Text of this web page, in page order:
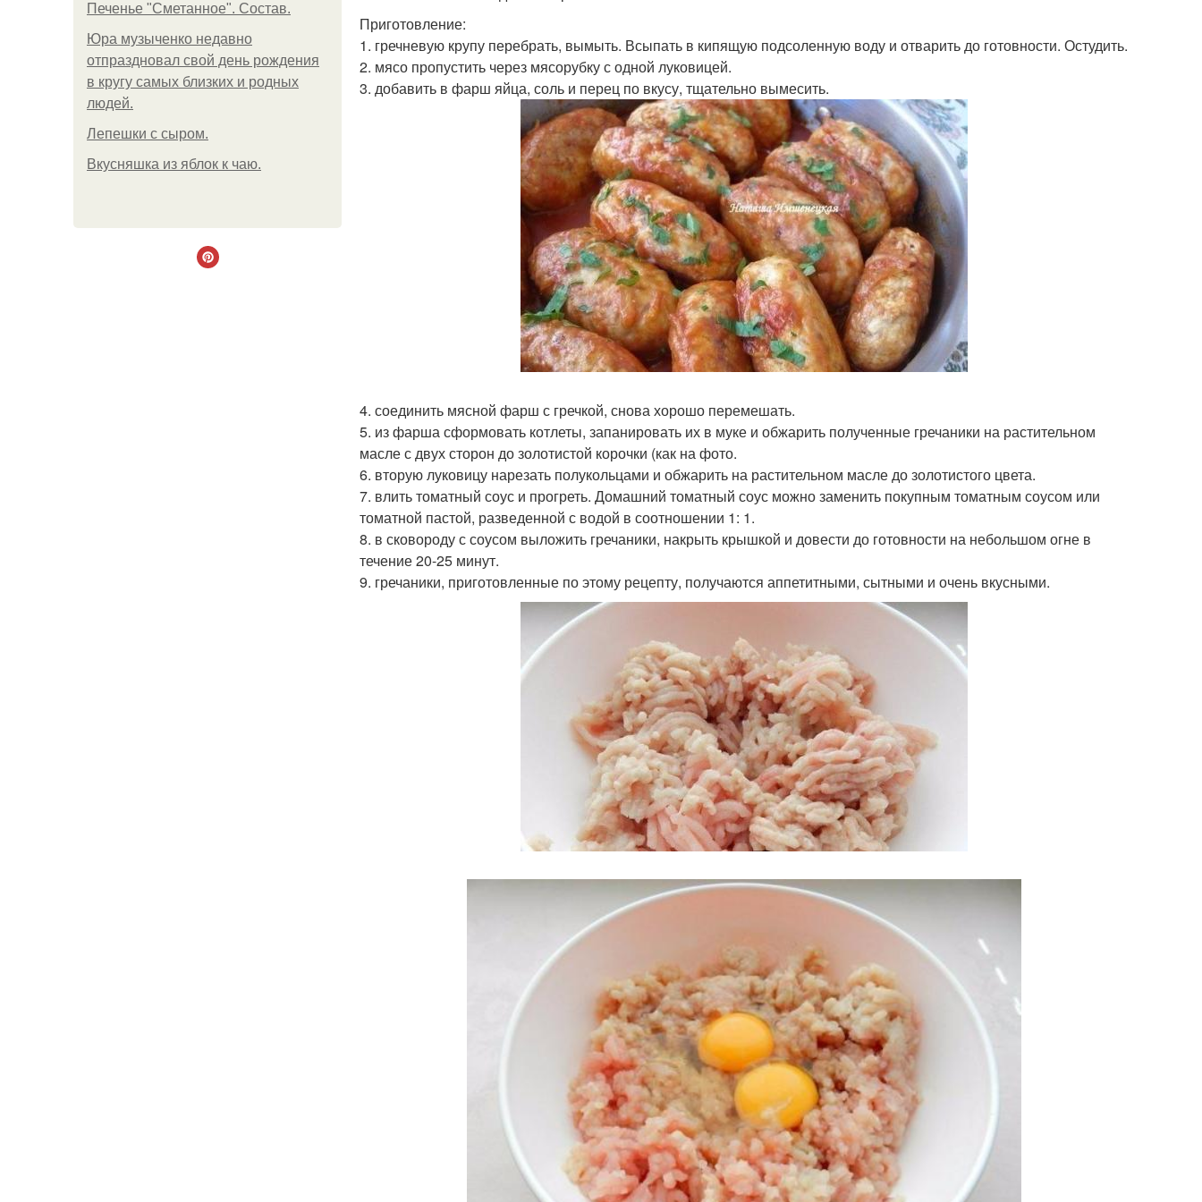
Печенье "Сметанное". Состав.
Юра музыченко недавно
отпраздновал свой день рождения
в кругу самых близких и родных
людей.
Лепешки с сыром.
Вкусняшка из яблок к чаю.
Приготовление:
1. гречневую крупу перебрать, вымыть. Всыпать в кипящую подсоленную воду и отварить до готовности. Остудить.
2. мясо пропустить через мясорубку с одной луковицей.
3. добавить в фарш яйца, соль и перец по вкусу, тщательно вымесить.
4. соединить мясной фарш с гречкой, снова хорошо перемешать.
5. из фарша сформовать котлеты, запанировать их в муке и обжарить полученные гречаники на растительном
масле с двух сторон до золотистой корочки (как на фото.
6. вторую луковицу нарезать полукольцами и обжарить на растительном масле до золотистого цвета.
7. влить томатный соус и прогреть. Домашний томатный соус можно заменить покупным томатным соусом или
томатной пастой, разведенной с водой в соотношении 1: 1.
8. в сковороду с соусом выложить гречаники, накрыть крышкой и довести до готовности на небольшом огне в
течение 20-25 минут.
9. гречаники, приготовленные по этому рецепту, получаются аппетитными, сытными и очень вкусными.